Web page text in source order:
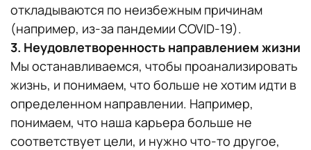
откладываются по неизбежным причинам
(например, из-за пандемии COVID-19).
3. Неудовлетворенность направлением жизни
Мы останавливаемся, чтобы проанализировать
жизнь, и понимаем, что больше не хотим идти в
определенном направлении. Например,
понимаем, что наша карьера больше не
соответствует цели, и нужно что-то другое,